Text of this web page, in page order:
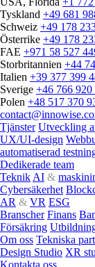
Tyskland +49 681
Schweiz +49 178
Österrike +49 178
FAE +971 58 527
Storbritannien +44
Italien +39 377 399
Sverige +46 766 920
Polen +48 517 370
Tjänster Utveckling
UX/UI-design
automatiserad
Dedikerade team
Teknik AI &
Cybersäkerhet
AR & VR ESG
Branscher Finans
Försäkring
Om oss Tekniska
Design Studio XR
Kontakta oss